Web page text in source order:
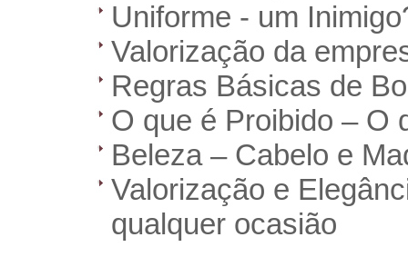
Uniforme - um
Valorização da
Regras Básicas de
O que é Proibido – O
Beleza – Cabelo e
Valorização e
qualquer ocasião